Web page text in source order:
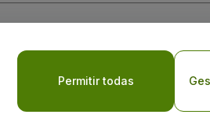
y de laPolítica de Privacidad para Móviles
Permitir todas